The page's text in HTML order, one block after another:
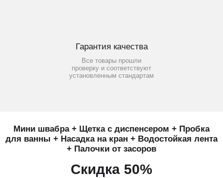
Гарантия качества
Все товары прошли
проверку и соответствуют
установленным стандартам
Мини швабра + Щетка с диспенсером + Пробка
для ванны + Насадка на кран + Водостойкая лента
+ Палочки от засоров
Скидка 50%